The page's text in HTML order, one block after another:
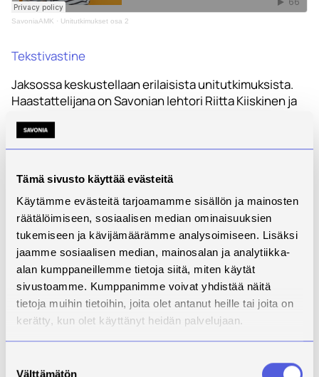
Tämä sivusto käyttää evästeitä
Käytämme evästeitä tarjoamamme sisällön ja mainosten
räätälöimiseen, sosiaalisen median ominaisuuksien
tukemiseen ja kävijämäärämme analysoimiseen. Lisäksi
jaamme sosiaalisen median, mainosalan ja analytiikka-
alan kumppaneillemme tietoja siitä, miten käytät
sivustoamme. Kumppanimme voivat yhdistää näitä
tietoja muihin tietoihin, joita olet antanut heille tai joita on
kerätty, kun olet käyttänyt heidän palvelujaan.
Välttämätön
SavoniaAMK · Unitutkimukset osa 2
Tekstivastine
Jaksossa keskustellaan erilaisista unitutkimuksista.
Haastattelijana on Savonian lehtori Riitta Kiiskinen ja
kliinisen neurofysiologian yksiköstä ja bioanalyytikko,
sairaanhoitaja Saila Häkkinen Itä-Suomen yliopiston